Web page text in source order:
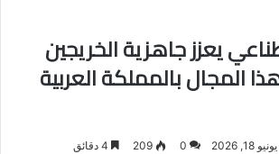
يعزز جاهزية الخريجين
المجال بالمملكة العربية
يونيو 18, 2026 0
209